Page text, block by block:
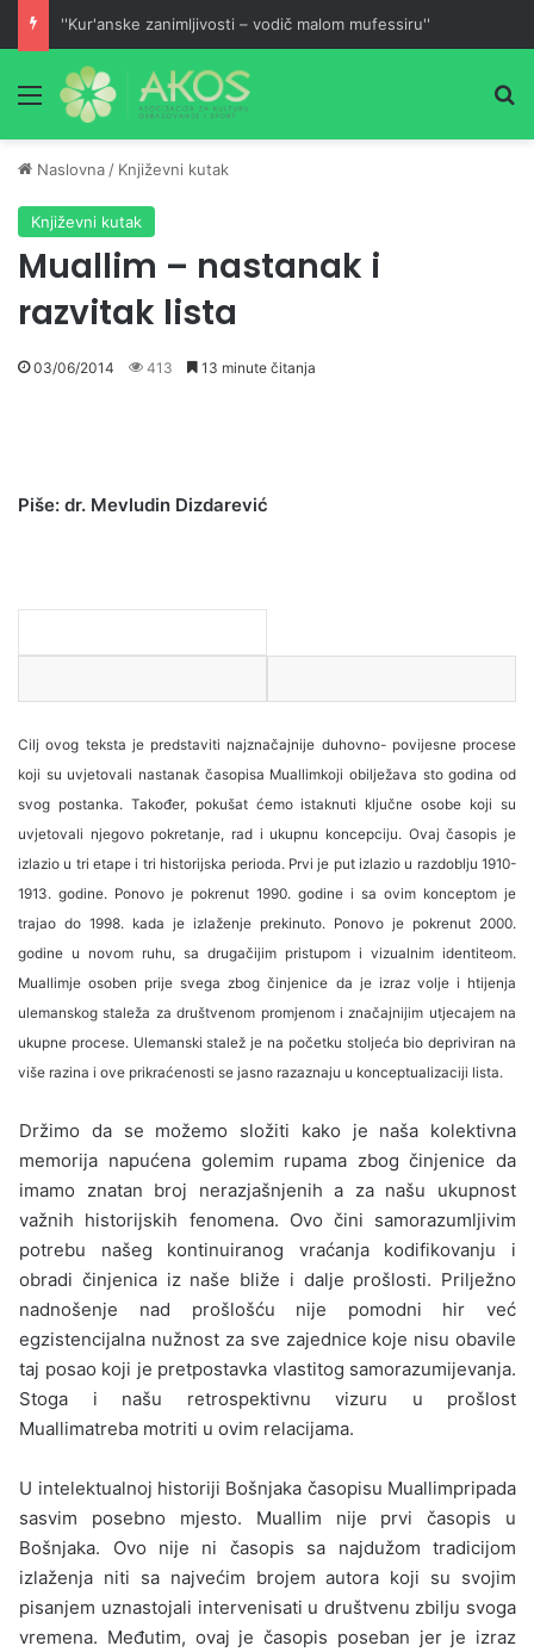
''Kur'anske zanimljivosti – vodič malom mufessiru''
Meni
Naslovna / Književni kutak
Književni kutak
Muallim – nastanak i
razvitak lista
03/06/2014 413 13 minute čitanja
Piše: dr. Mevludin Dizdarević
Cilj ovog teksta je predstaviti najznačajnije duhovno- povijesne procese
koji su uvjetovali nastanak časopisa Muallimkoji obilježava sto godina od
svog postanka. Također, pokušat ćemo istaknuti ključne osobe koji su
uvjetovali njegovo pokretanje, rad i ukupnu koncepciju. Ovaj časopis je
izlazio u tri etape i tri historijska perioda. Prvi je put izlazio u razdoblju 1910-
1913. godine. Ponovo je pokrenut 1990. godine i sa ovim konceptom je
trajao do 1998. kada je izlaženje prekinuto. Ponovo je pokrenut 2000.
godine u novom ruhu, sa drugačijim pristupom i vizualnim identiteom.
Muallimje osoben prije svega zbog činjenice da je izraz volje i htijenja
ulemanskog staleža za društvenom promjenom i značajnijim utjecajem na
ukupne procese. Ulemanski stalež je na početku stoljeća bio depriviran na
više razina i ove prikraćenosti se jasno razaznaju u konceptualizaciji lista.
Držimo da se možemo složiti kako je naša kolektivna
memorija napućena golemim rupama zbog činjenice da
imamo znatan broj nerazjaš­njenih a za našu ukupnost
važnih historijskih fenomena. Ovo čini samorazumljivim
potre­bu našeg kontinuiranog vraćanja kodifikovanju i
obradi činjenica iz naše bliže i dalje prošlosti. Prilježno
nadnošenje nad prošlošću nije pomod­ni hir već
egzistencijalna nužnost za sve zajed­nice koje nisu obavile
taj posao koji je pretpo­stavka vlastitog samorazumijevanja.
Stoga i našu retrospektivnu vizuru u prošlost
Muallimatreba motriti u ovim relacijama.
U intelektualnoj historiji Bošnjaka časopisu Muallimpripada
sasvim posebno mjesto. Muallim nije prvi časopis u
Bošnjaka. Ovo nije ni časopis sa najdužom tradicijom
izlaženja niti sa najvećim brojem autora koji su svojim
pisanjem uznastojali intervenisati u društvenu zbilju svoga
vremena. Međutim, ovaj je časopis poseban jer je izraz